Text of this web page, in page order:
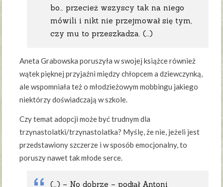
bo… przecież wszyscy tak na niego
mówili i nikt nie przejmował się tym,
czy mu to przeszkadza. (…)
Aneta Grabowska poruszyła w swojej książce również
wątek pięknej przyjaźni między chłopcem a dziewczynką,
ale wspomniała też o młodzieżowym mobbingu jakiego
niektórzy doświadczają w szkole.
Czy temat adopcji może być trudnym dla
trzynastolatki/trzynastolatka? Myślę, że nie, jeżeli jest
przedstawiony szczerze i w sposób emocjonalny, to
poruszy nawet tak młode serce.
(…) – No dobrze – podjął Antoni